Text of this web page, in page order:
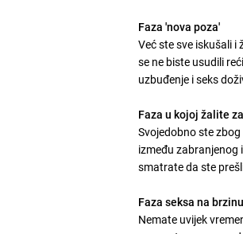
Faza 'nova poza'
Već ste sve iskušali
se ne biste usudili
uzbuđenje i seks
Faza u kojoj žalite
Svojedobno ste
između zabranjenog
smatrate da ste
Faza seksa na brzinu
Nemate uvijek